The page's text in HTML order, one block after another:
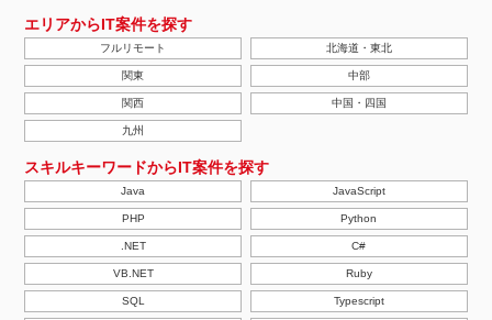
エリアからIT案件を探す
フルリモート 北海道・東北
関東 中部
関西 中国・四国
九州
スキルキーワードからIT案件を探す
Java JavaScript
PHP Python
.NET C#
VB.NET Ruby
SQL Typescript